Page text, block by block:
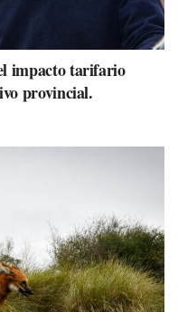
impacto tarifario
provincial.